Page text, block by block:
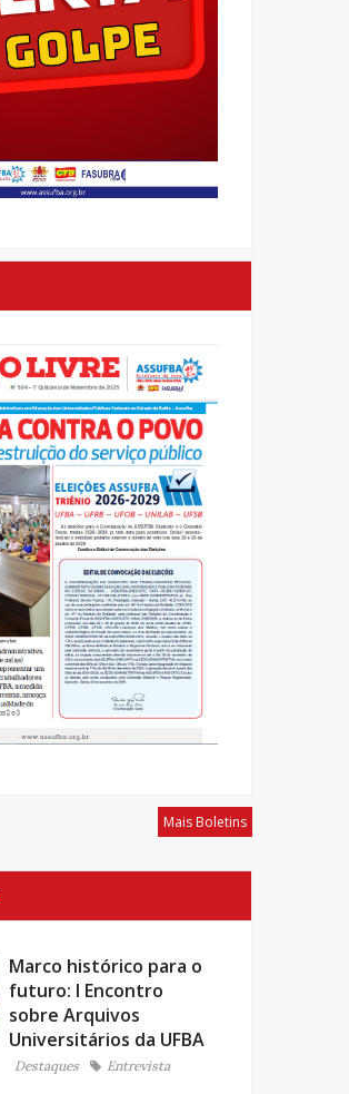
Mais Boletins
Marco histórico para o
futuro: I Encontro
sobre Arquivos
Universitários da UFBA
Destaques Entrevista